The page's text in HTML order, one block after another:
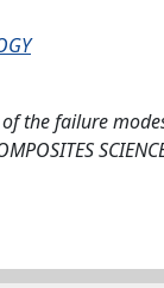
the failure